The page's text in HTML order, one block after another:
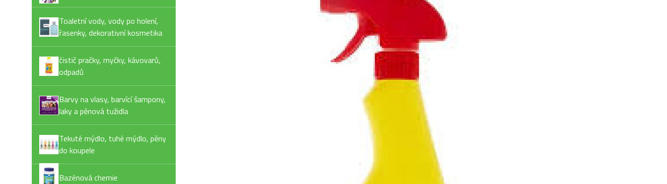
Toaletní vody, vody po holení,
řasenky, dekorativní kosmetika
čistič pračky, myčky, kávovarů,
odpadů
Barvy na vlasy, barvící šampony,
laky a pěnová tužidla
Tekuté mýdlo, tuhé mýdlo, pěny
do koupele
Bazénová chemie